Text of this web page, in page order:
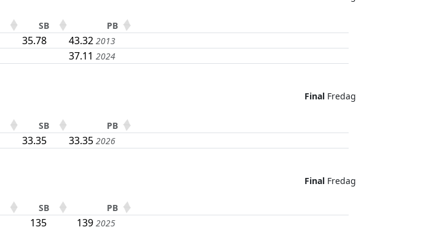
SB PB
35.78 43.32 2013
37.11 2024
Final Fredag
SB PB
33.35 33.35 2026
Final Fredag
SB PB
135 139 2025